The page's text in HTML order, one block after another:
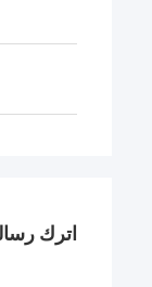
اترك